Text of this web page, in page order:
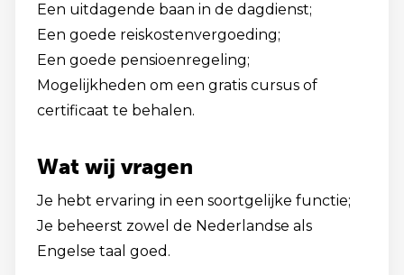
Een uitdagende baan in de dagdienst;
Een goede reiskostenvergoeding;
Een goede pensioenregeling;
Mogelijkheden om een gratis cursus of
certificaat te behalen.
Wat wij vragen
Je hebt ervaring in een soortgelijke functie;
Je beheerst zowel de Nederlandse als
Engelse taal goed.